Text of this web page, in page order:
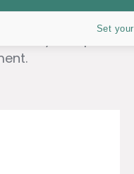
et votre
foyer et pour
Set